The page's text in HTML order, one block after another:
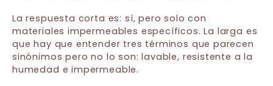
La respuesta corta es: sí, pero solo con
materiales impermeables específicos. La larga es
que hay que entender tres términos que parecen
sinónimos pero no lo son: lavable, resistente a la
humedad e impermeable.